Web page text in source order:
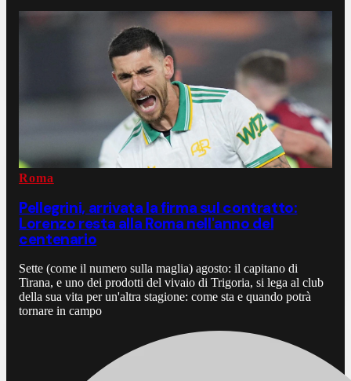
Roma
Pellegrini, arrivata la firma sul contratto:
Lorenzo resta alla Roma nell'anno del
centenario
Sette (come il numero sulla maglia) agosto: il capitano di
Tirana, e uno dei prodotti del vivaio di Trigoria, si lega al club
della sua vita per un'altra stagione: come sta e quando potrà
tornare in campo